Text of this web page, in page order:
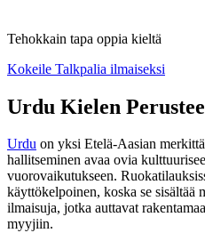
Tehokkain tapa oppia kieltä
Kokeile Talkpalia ilmaiseksi
Urdu Kielen
Urdu on yksi Etelä-Aasian
hallitseminen avaa ovia
vuorovaikutukseen.
käyttökelpoinen, koska se sisältää
ilmaisuja, jotka auttavat
myyjiin.